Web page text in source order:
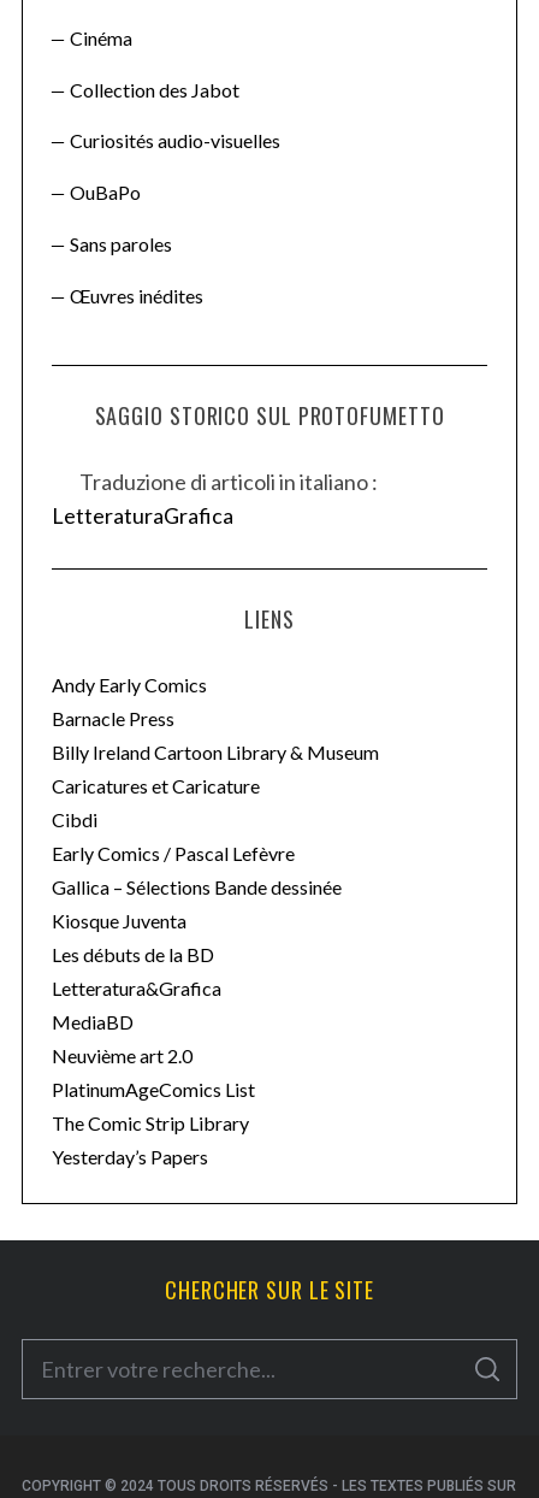
Cinéma
Collection des Jabot
Curiosités audio-visuelles
OuBaPo
Sans paroles
Œuvres inédites
SAGGIO STORICO SUL PROTOFUMETTO
Traduzione di articoli in italiano :
LetteraturaGrafica
LIENS
Andy Early Comics
Barnacle Press
Billy Ireland Cartoon Library & Museum
Caricatures et Caricature
Cibdi
Early Comics / Pascal Lefèvre
Gallica – Sélections Bande dessinée
Kiosque Juventa
Les débuts de la BD
Letteratura&Grafica
MediaBD
Neuvième art 2.0
PlatinumAgeComics List
The Comic Strip Library
Yesterday’s Papers
CHERCHER SUR LE SITE
c
S
A
COPYRIGHT © 2024 TOUS DROITS RÉSERVÉS - LES TEXTES PUBLIÉS SUR